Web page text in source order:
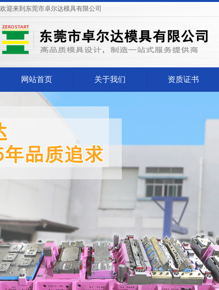
欢迎来到东莞市卓尔达模具有限公司
网站首页 关于我们 资质证书